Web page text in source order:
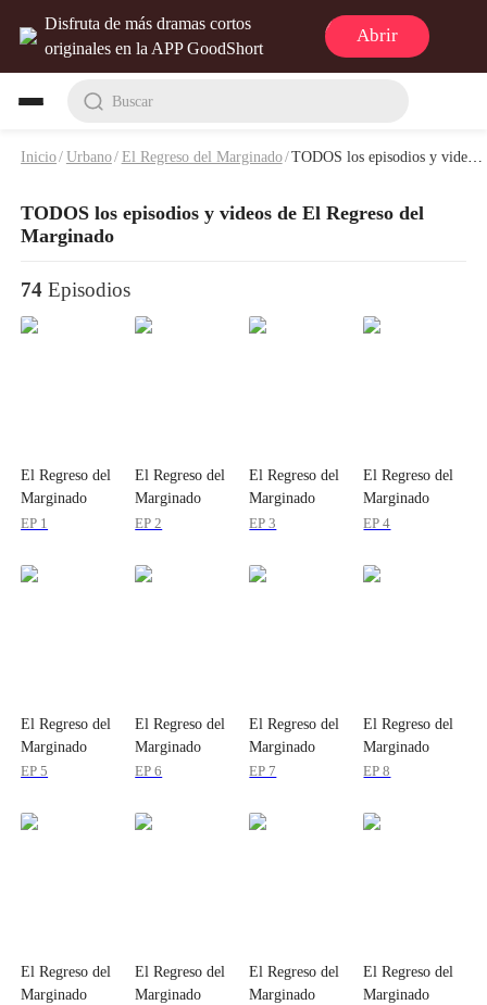
Disfruta de más dramas cortos
originales en la APP GoodShort
Abrir
Buscar
Inicio/Urbano/El Regreso del Marginado/TODOS los episodios y videos de El Regreso del Marginado
TODOS los episodios y videos de El Regreso del
Marginado
74 Episodios
El Regreso del
Marginado
EP 1
El Regreso del
Marginado
EP 2
El Regreso del
Marginado
EP 3
El Regreso del
Marginado
EP 4
El Regreso del
Marginado
EP 5
El Regreso del
Marginado
EP 6
El Regreso del
Marginado
EP 7
El Regreso del
Marginado
EP 8
El Regreso del
Marginado
El Regreso del
Marginado
El Regreso del
Marginado
El Regreso del
Marginado